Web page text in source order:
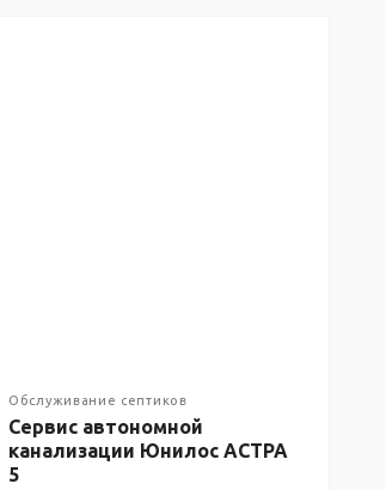
Обслуживание септиков
Сервис автономной
канализации Юнилос АСТРА
5